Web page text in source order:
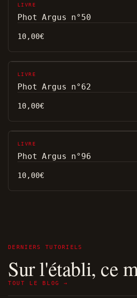
LIVRE
Phot Argus n°50
10,00€
LIVRE
Phot Argus n°62
10,00€
LIVRE
Phot Argus n°96
10,00€
DERNIERS TUTORIELS
Sur l'établi, ce
TOUT LE BLOG →